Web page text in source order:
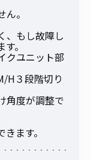
。
、もし故障し
。
クユニット部
H３段階切り
角度が調整で
ます。